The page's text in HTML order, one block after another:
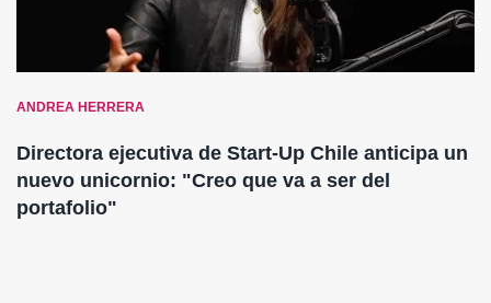
ANDREA HERRERA
Directora ejecutiva de Start-Up Chile anticipa un
nuevo unicornio: "Creo que va a ser del
portafolio"